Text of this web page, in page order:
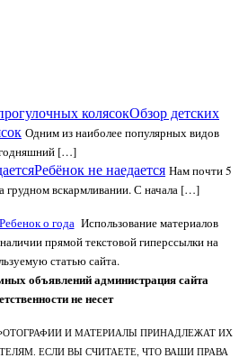
Обзор детских
Одним из наиболее популярных видов
[…]
Ребёнок не наедается Нам почти 5
грудном вскармливании. С начала […]
Ребенок о годаИспользование материалов
прямой текстовой гиперссылки на
статью сайта.
объявлений администрация сайта
не несет
И МАТЕРИАЛЫ ПРИНАДЛЕЖАТ ИХ
ЕСЛИ ВЫ СЧИТАЕТЕ, ЧТО ВАШИ ПРАВА